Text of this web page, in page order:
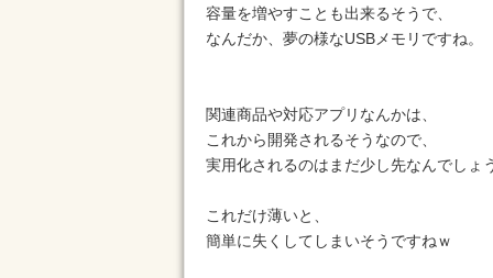
容量を増やすことも出来るそうで、
なんだか、夢の様なUSBメモリですね。
関連商品や対応アプリなんかは、
これから開発されるそうなので、
実用化されるのはまだ少し先なんでしょ
これだけ薄いと、
簡単に失くしてしまいそうですねｗ